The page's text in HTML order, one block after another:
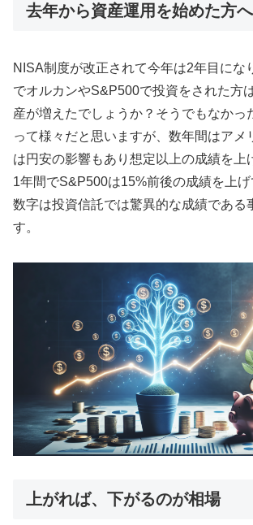
去年から資産運用を始めた方へ
NISA制度が改正されて今年は2年目にな
でオルカンやS&P500で投資をされた方
産が増えたでしょうか？そうでもなかっ
って様々だと思いますが、数年間はアメ
は円安の影響もあり想定以上の成績を上
1年間でS&P500は15%前後の成績を上
数字は投資信託では驚異的な成績である
す。
上がれば、下がるのが相場